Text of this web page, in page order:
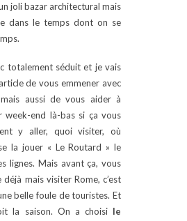
joli bazar architectural mais
dans le temps dont on se
totalement séduit et je vais
de vous emmener avec
aussi de vous aider à
week-end là-bas si ça vous
y aller, quoi visiter, où
la jouer « Le Routard » le
lignes. Mais avant ça, vous
mais visiter Rome, c’est
belle foule de touristes. Et
la saison. On a choisile